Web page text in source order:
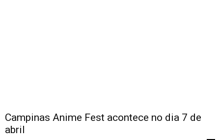
Campinas Anime Fest acontece no dia 7 de
abril